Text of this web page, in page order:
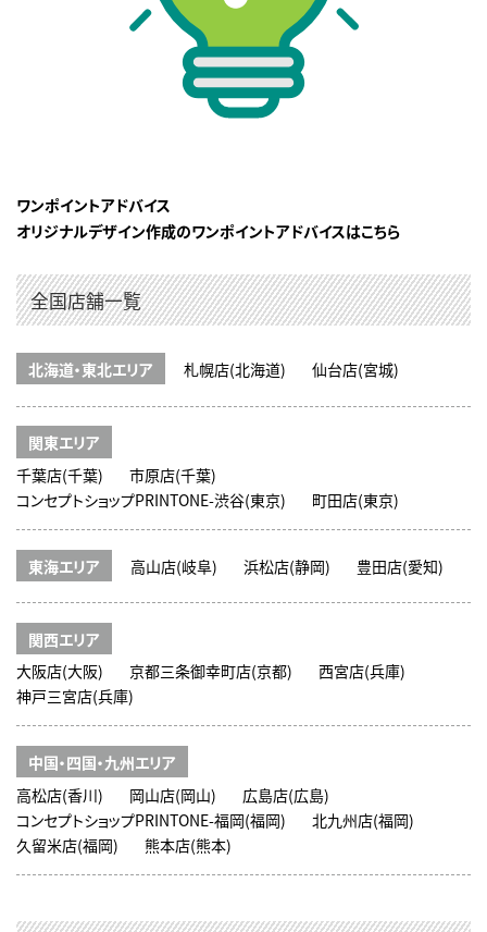
ワンポイントアドバイス
オリジナルデザイン作成のワンポイントアドバイスはこちら
全国店舗一覧
北海道・東北エリア 札幌店(北海道) 仙台店(宮城)
関東エリア
千葉店(千葉)
市原店(千葉)
コンセプトショップPRINTONE-渋谷(東京)
町田店(東京)
東海エリア 高山店(岐阜) 浜松店(静岡) 豊田店(愛知)
関西エリア
大阪店(大阪)
京都三条御幸町店(京都)
西宮店(兵庫)
神戸三宮店(兵庫)
中国・四国・九州エリア
高松店(香川)
岡山店(岡山)
広島店(広島)
コンセプトショップPRINTONE-福岡(福岡)
北九州店(福岡)
久留米店(福岡)
熊本店(熊本)